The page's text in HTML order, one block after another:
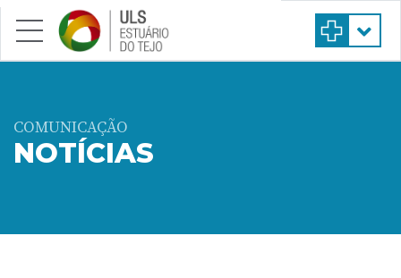
Saltar para conteúdo principal
COMUNICAÇÃO
NOTÍCIAS